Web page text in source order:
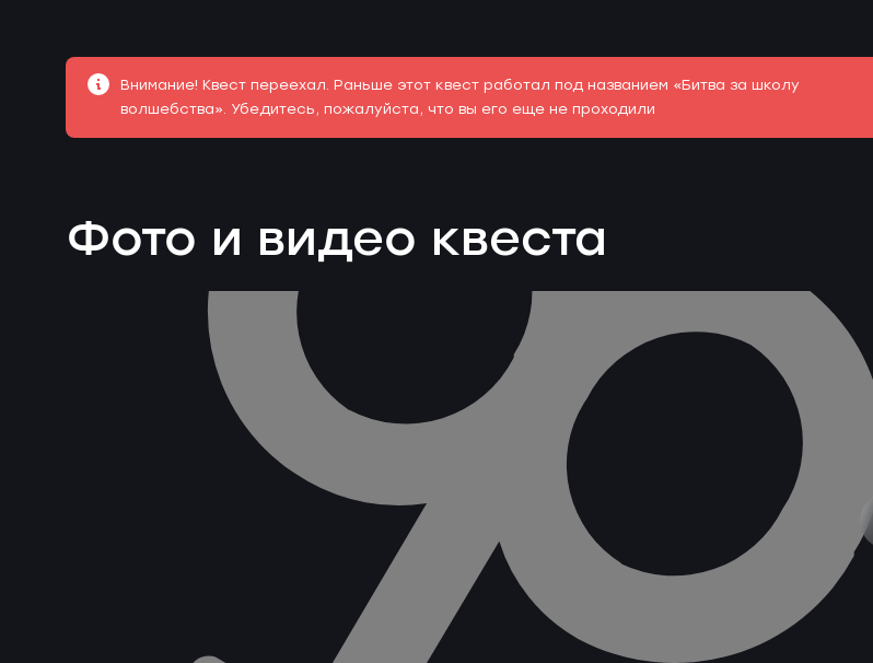
Внимание! Квест переехал. Раньше этот квест работал под названием «Битва за школу
волшебства». Убедитесь, пожалуйста, что вы его еще не проходили
Фото и видео квеста